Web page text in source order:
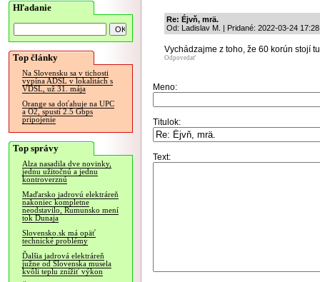
Hľadanie
Top články
Na Slovensku sa v tichosti
vypína ADSL v lokalitách s
VDSL, už 31. mája
Orange sa doťahuje na UPC
a O2, spustí 2.5 Gbps
pripojenie
Top správy
Alza nasadila dve novinky,
jednu užitočnú a jednu
kontroverznú
Maďarsko jadrovú elektráreň
nakoniec kompletne
neodstavilo, Rumunsko mení
tok Dunaja
Slovensko.sk má opäť
technické problémy
Ďalšia jadrová elektráreň
južne od Slovenska musela
kvôli teplu znížiť výkon
Re: Éjvň, mrä.
Od: Ladislav M. | Pridané: 2022-03-24
Vychádzajme z toho, že 60 korún stojí
Odpovedať
Meno:
Titulok:
Text: